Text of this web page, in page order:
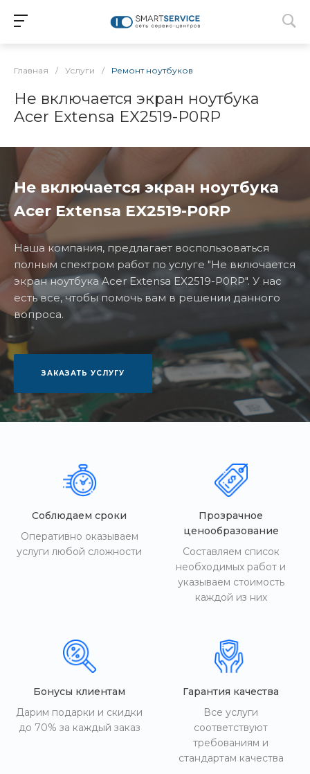
Главная / Услуги / Ремонт ноутбуков
Не включается экран ноутбука
Acer Extensa EX2519-P0RP
Не включается экран ноутбука
Acer Extensa EX2519-P0RP
Наша компания, предлагает воспользоваться
полным спектром работ по услуге "Не включается
экран ноутбука Acer Extensa EX2519-P0RP". У нас
есть все, чтобы помочь вам в решении данного
вопроса.
ЗАКАЗАТЬ УСЛУГУ
Соблюдаем сроки
Оперативно оказываем
услуги любой сложности
Прозрачное
ценообразование
Составляем список
необходимых работ и
указываем стоимость
каждой из них
Бонусы клиентам
Дарим подарки и скидки
до 70% за каждый заказ
Гарантия качества
Все услуги
соответствуют
требованиям и
стандартам качества